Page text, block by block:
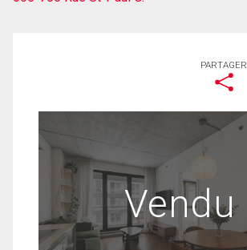
PARTAGER
Vendu